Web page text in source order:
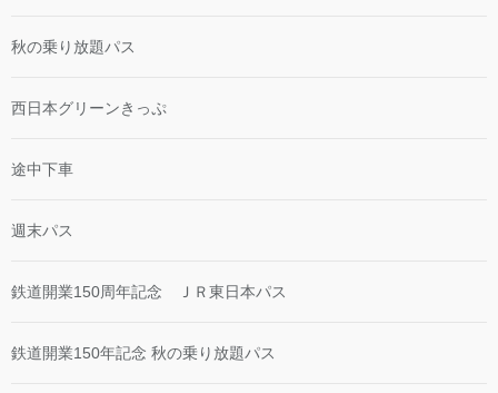
秋の乗り放題パス
西日本グリーンきっぷ
途中下車
週末パス
鉄道開業150周年記念 ＪＲ東日本パス
鉄道開業150年記念 秋の乗り放題パス